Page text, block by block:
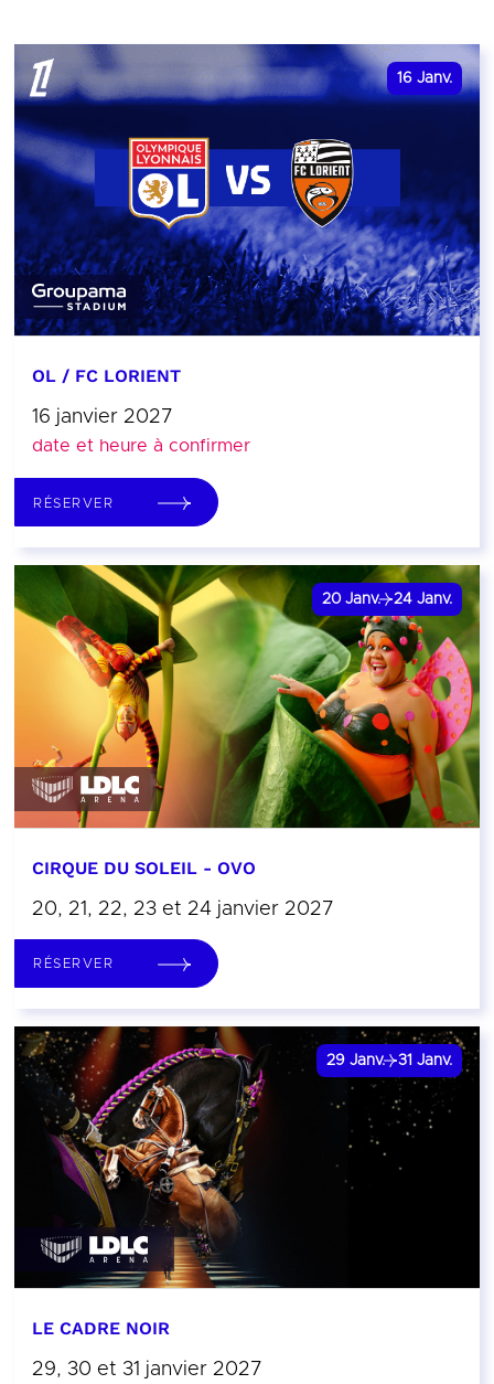
16 Janv.
OL / FC LORIENT
16 janvier 2027
date et heure à confirmer
RÉSERVER
20 Janv. 24 Janv.
CIRQUE DU SOLEIL - OVO
20, 21, 22, 23 et 24 janvier 2027
RÉSERVER
29 Janv. 31 Janv.
LE CADRE NOIR
29, 30 et 31 janvier 2027